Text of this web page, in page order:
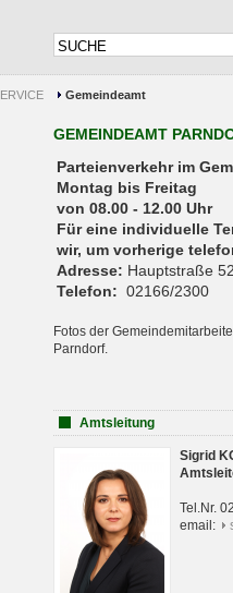
Gemeindeamt
GEMEINDEAMT
Parteienverkehr
Montag bis Freitag
von 08.00 - 12.00 Uhr
Für eine individuelle
wir, um vorherige
Adresse: Hauptstraße
Telefon: 02166/2300
Fotos der
Parndorf.
Amtsleitung
Sigrid
Tel.Nr.
email: